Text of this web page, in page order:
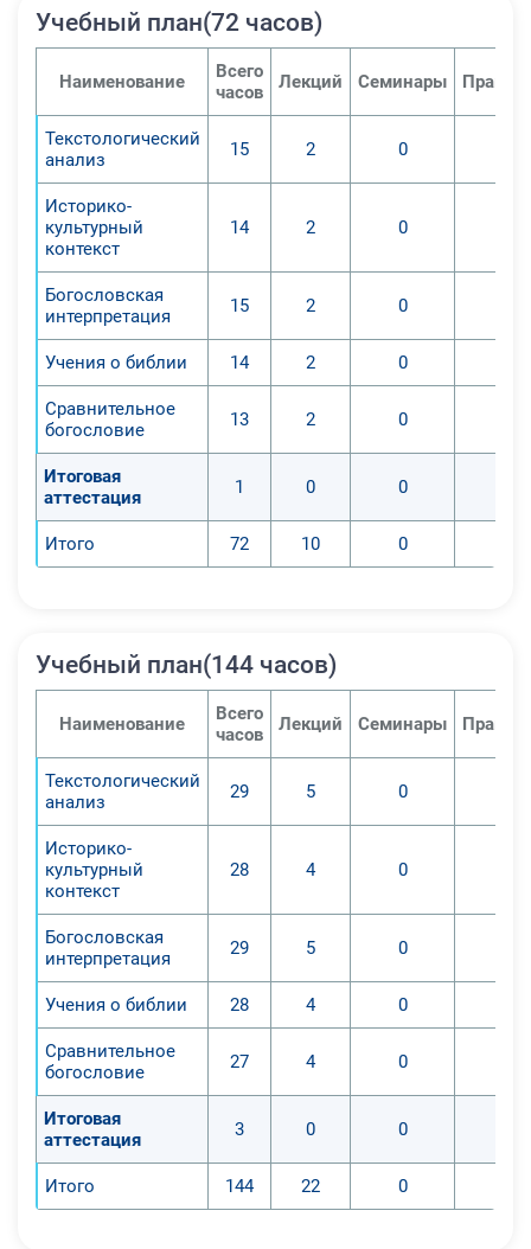
Учебный план(72 часов)
Наименование
Всего
часов
Лекций Семинары
Текстологический
анализ
15 2 0
Историко-
культурный
контекст
14 2 0
Богословская
интерпретация
15 2 0
Учения о библии 14 2 0
Сравнительное
богословие
13 2 0
Итоговая
аттестация
1 0 0
Итого 72 10 0
Учебный план(144 часов)
Наименование
Всего
часов
Лекций Семинары
Текстологический
анализ
29 5 0
Историко-
культурный
контекст
28 4 0
Богословская
интерпретация
29 5 0
Учения о библии 28 4 0
Сравнительное
богословие
27 4 0
Итоговая
аттестация
3 0 0
Итого 144 22 0